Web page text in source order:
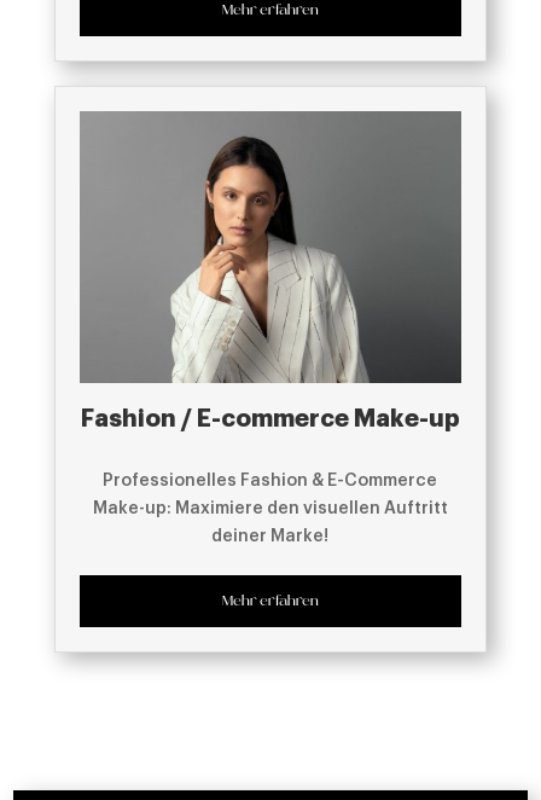
Mehr erfahren
Fashion / E-commerce Make-up
Professionelles Fashion & E-Commerce
Make-up: Maximiere den visuellen Auftritt
deiner Marke!
Mehr erfahren